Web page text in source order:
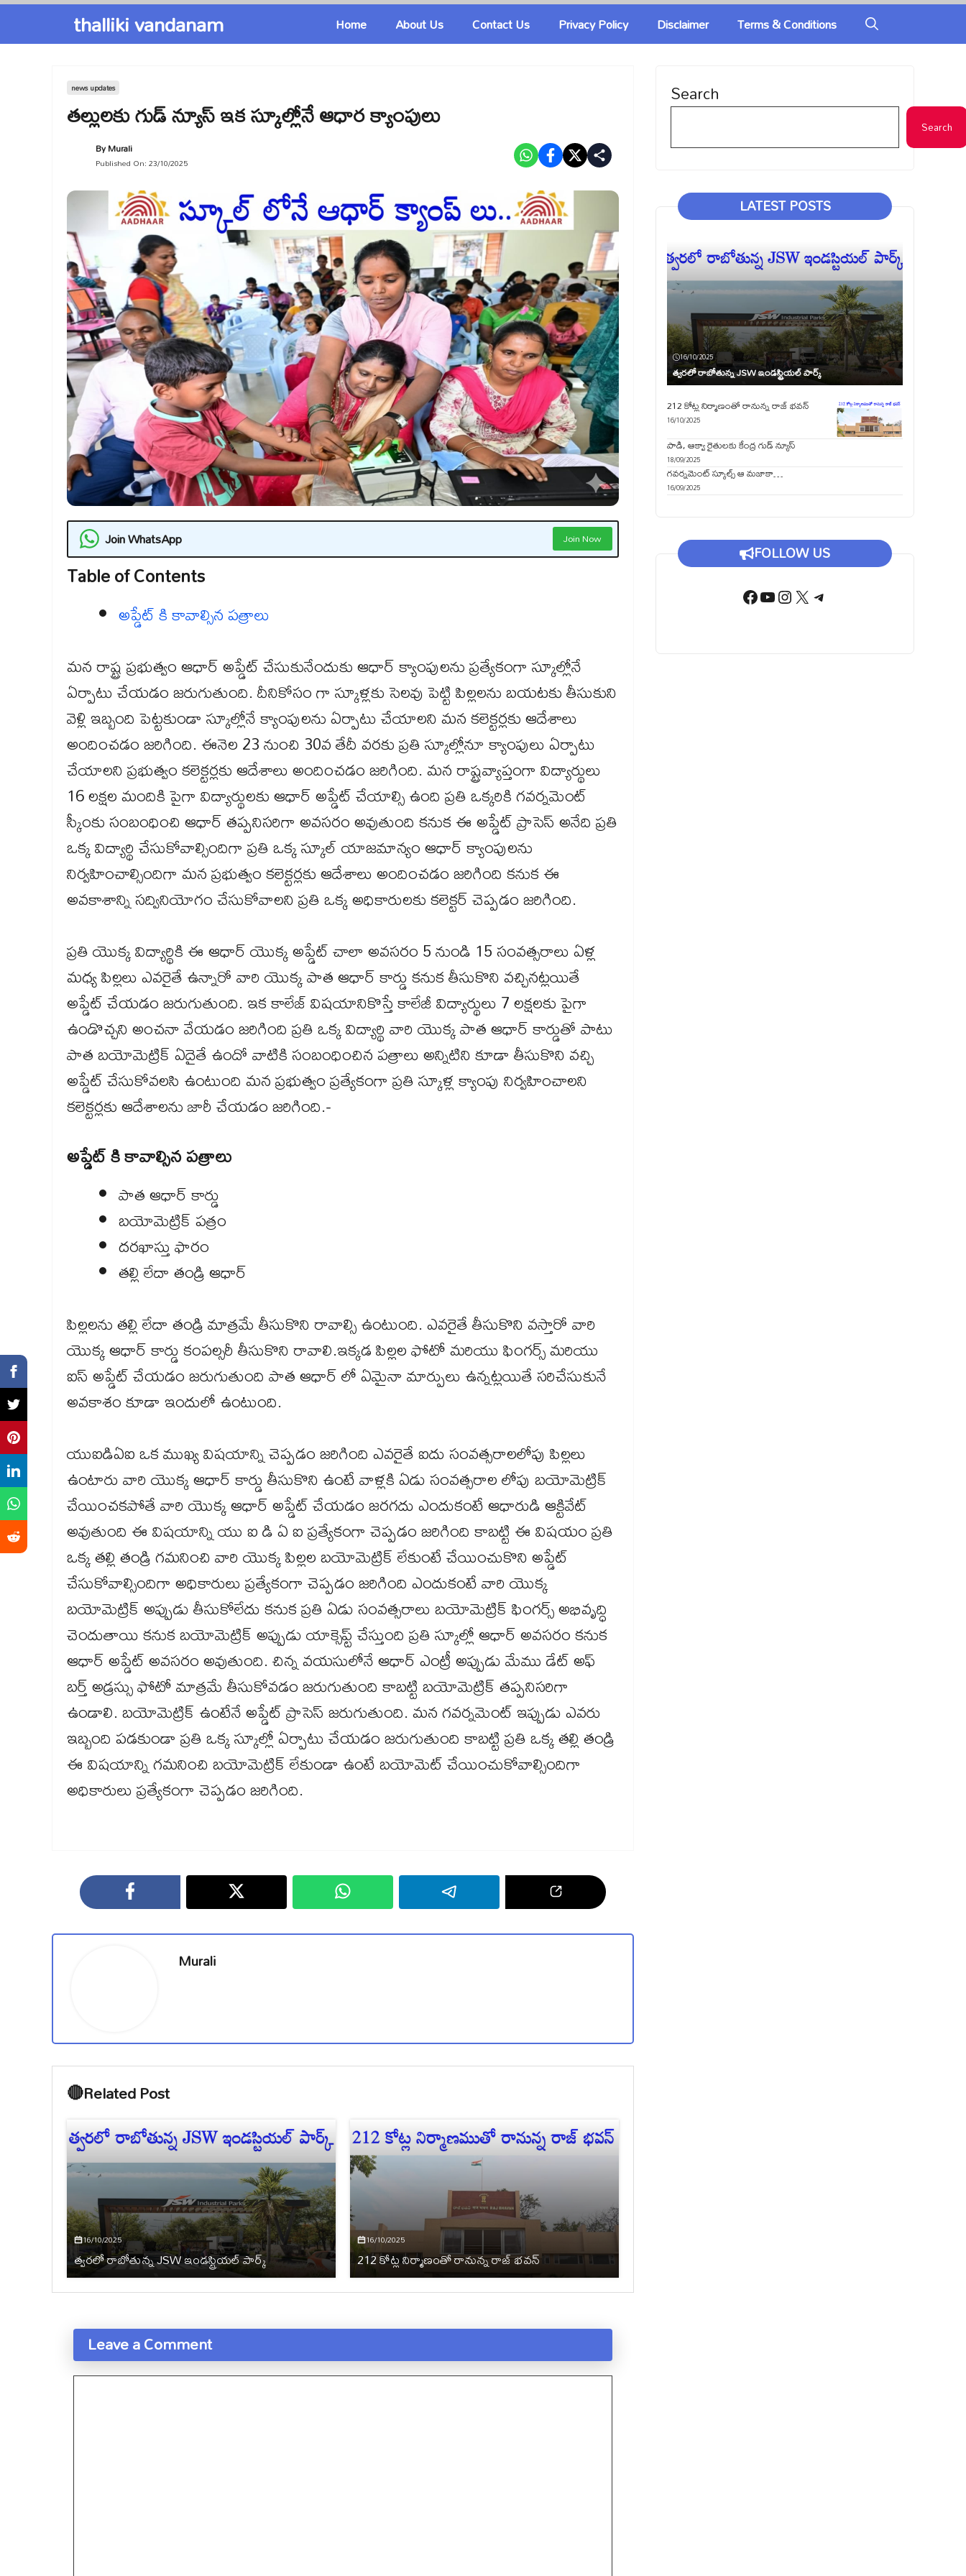
to
thalliki vandanam Home About Us Contact Us Privacy Policy Disclaimer Terms & Conditions
news updates
తల్లులకు గుడ్ న్యూస్ ఇక స్కూల్లోనే ఆధార క్యాంపులు
ByMurali
Published On:23/10/2025
Join WhatsApp Join Now
Table of Contents
అప్డేట్ కి కావాల్సిన పత్రాలు
మన రాష్ట్ర ప్రభుత్వం ఆధార్ అప్డేట్ చేసుకునేందుకు ఆధార్ క్యాంపులను ప్రత్యేకంగా స్కూల్లోనే
ఏర్పాటు చేయడం జరుగుతుంది. దీనికోసం గా స్కూళ్లకు సెలవు పెట్టి పిల్లలను బయటకు తీసుకుని
వెళ్లి ఇబ్బంది పెట్టకుండా స్కూల్లోనే క్యాంపులను ఏర్పాటు చేయాలని మన కలెక్టర్లకు ఆదేశాలు
అందించడం జరిగింది. ఈనెల 23 నుంచి 30వ తేదీ వరకు ప్రతి స్కూల్లోనూ క్యాంపులు ఏర్పాటు
చేయాలని ప్రభుత్వం కలెక్టర్లకు ఆదేశాలు అందించడం జరిగింది. మన రాష్ట్రవ్యాప్తంగా విద్యార్థులు
16 లక్షల మందికి పైగా విద్యార్థులకు ఆధార్ అప్డేట్ చేయాల్సి ఉంది ప్రతి ఒక్కరికి గవర్నమెంట్
స్కీంకు సంబంధించి ఆధార్ తప్పనిసరిగా అవసరం అవుతుంది కనుక ఈ అప్డేట్ ప్రాసెస్ అనేది ప్రతి
ఒక్క విద్యార్థి చేసుకోవాల్సిందిగా ప్రతి ఒక్క స్కూల్ యాజమాన్యం ఆధార్ క్యాంపులను
నిర్వహించాల్సిందిగా మన ప్రభుత్వం కలెక్టర్లకు ఆదేశాలు అందించడం జరిగింది కనుక ఈ
అవకాశాన్ని సద్వినియోగం చేసుకోవాలని ప్రతి ఒక్క అధికారులకు కలెక్టర్ చెప్పడం జరిగింది.
ప్రతి యొక్క విద్యార్థికి ఈ ఆధార్ యొక్క అప్డేట్ చాలా అవసరం 5 నుండి 15 సంవత్సరాలు ఏళ్ల
మధ్య పిల్లలు ఎవరైతే ఉన్నారో వారి యొక్క పాత ఆధార్ కార్డు కనుక తీసుకొని వచ్చినట్లయితే
అప్డేట్ చేయడం జరుగుతుంది. ఇక కాలేజ్ విషయానికొస్తే కాలేజీ విద్యార్థులు 7 లక్షలకు పైగా
ఉండొచ్చని అంచనా వేయడం జరిగింది ప్రతి ఒక్క విద్యార్థి వారి యొక్క పాత ఆధార్ కార్డుతో పాటు
పాత బయోమెట్రిక్ ఏదైతే ఉందో వాటికి సంబంధించిన పత్రాలు అన్నిటిని కూడా తీసుకొని వచ్చి
అప్డేట్ చేసుకోవలసి ఉంటుంది మన ప్రభుత్వం ప్రత్యేకంగా ప్రతి స్కూళ్ల క్యాంపు నిర్వహించాలని
కలెక్టర్లకు ఆదేశాలను జారీ చేయడం జరిగింది.-
అప్డేట్ కి కావాల్సిన పత్రాలు
పాత ఆధార్ కార్డు
బయోమెట్రిక్ పత్రం
దరఖాస్తు ఫారం
తల్లి లేదా తండ్రి ఆధార్
పిల్లలను తల్లి లేదా తండ్రి మాత్రమే తీసుకొని రావాల్సి ఉంటుంది. ఎవరైతే తీసుకొని వస్తారో వారి
యొక్క ఆధార్ కార్డు కంపల్సరీ తీసుకొని రావాలి.ఇక్కడ పిల్లల ఫోటో మరియు ఫింగర్స్ మరియు
ఐస్ అప్డేట్ చేయడం జరుగుతుంది పాత ఆధార్ లో ఏమైనా మార్పులు ఉన్నట్లయితే సరిచేసుకునే
అవకాశం కూడా ఇందులో ఉంటుంది.
యుఐడిఏఐ ఒక ముఖ్య విషయాన్ని చెప్పడం జరిగింది ఎవరైతే ఐదు సంవత్సరాలలోపు పిల్లలు
ఉంటారు వారి యొక్క ఆధార్ కార్డు తీసుకొని ఉంటే వాళ్లకి ఏడు సంవత్సరాల లోపు బయోమెట్రిక్
చేయించకపోతే వారి యొక్క ఆధార్ అప్డేట్ చేయడం జరగదు ఎందుకంటే ఆధారుడి ఆక్టివేట్
అవుతుంది ఈ విషయాన్ని యు ఐ డి ఏ ఐ ప్రత్యేకంగా చెప్పడం జరిగింది కాబట్టి ఈ విషయం ప్రతి
ఒక్క తల్లి తండ్రి గమనించి వారి యొక్క పిల్లల బయోమెట్రిక్ లేకుంటే చేయించుకొని అప్డేట్
చేసుకోవాల్సిందిగా అధికారులు ప్రత్యేకంగా చెప్పడం జరిగింది ఎందుకంటే వారి యొక్క
బయోమెట్రిక్ అప్పుడు తీసుకోలేదు కనుక ప్రతి ఏడు సంవత్సరాలు బయోమెట్రిక్ ఫింగర్స్ అభివృద్ధి
చెందుతాయి కనుక బయోమెట్రిక్ అప్పుడు యాక్సెప్ట్ చేస్తుంది ప్రతి స్కూల్లో ఆధార్ అవసరం కనుక
ఆధార్ అప్డేట్ అవసరం అవుతుంది. చిన్న వయసులోనే ఆధార్ ఎంట్రీ అప్పుడు మేము డేట్ అఫ్
బర్త్ అడ్రస్సు ఫోటో మాత్రమే తీసుకోవడం జరుగుతుంది కాబట్టి బయోమెట్రిక్ తప్పనిసరిగా
ఉండాలి. బయోమెట్రిక్ ఉంటేనే అప్డేట్ ప్రాసెస్ జరుగుతుంది. మన గవర్నమెంట్ ఇప్పుడు ఎవరు
ఇబ్బంది పడకుండా ప్రతి ఒక్క స్కూల్లో ఏర్పాటు చేయడం జరుగుతుంది కాబట్టి ప్రతి ఒక్క తల్లి తండ్రి
ఈ విషయాన్ని గమనించి బయోమెట్రిక్ లేకుండా ఉంటే బయోమెట్ చేయించుకోవాల్సిందిగా
అధికారులు ప్రత్యేకంగా చెప్పడం జరిగింది.
Murali
🔴Related Post
16/10/2025
త్వరలో రాబోతున్న JSW ఇండస్ట్రియల్ పార్క్
16/10/2025
212 కోట్ల నిర్మాణంతో రానున్న రాజ్ భవన్
Leave a Comment
Search
Search
LATEST POSTS
16/10/2025
త్వరలో రాబోతున్న JSW ఇండస్ట్రియల్ పార్క్
212 కోట్ల నిర్మాణంతో రానున్న రాజ్ భవన్
16/10/2025
పాడి, ఆక్వా రైతులకు కేంద్ర గుడ్ న్యూస్
18/09/2025
గవర్నమెంట్ స్కూల్స్ ఆ మజాకా…
16/09/2025
FOLLOW US
Facebook
YouTube
Instagram
X Telegram